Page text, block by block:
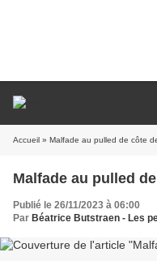
Accueil » Malfade au pulled de côte
Malfade au pulled
Publié le 26/11/2023 à 06:00
Par Béatrice Butstraen - Les